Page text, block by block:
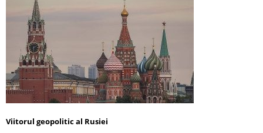
Viitorul geopolitic al Rusiei